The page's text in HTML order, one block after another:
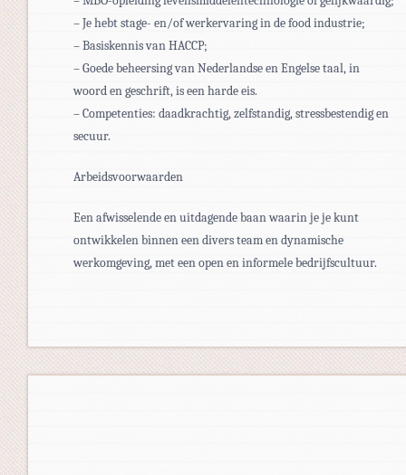
– Je hebt stage- en/of werkervaring in de food industrie;
– Basiskennis van HACCP;
– Goede beheersing van Nederlandse en Engelse taal, in
woord en geschrift, is een harde eis.
– Competenties: daadkrachtig, zelfstandig, stressbestendig en
secuur.
Arbeidsvoorwaarden
Een afwisselende en uitdagende baan waarin je je kunt
ontwikkelen binnen een divers team en dynamische
werkomgeving, met een open en informele bedrijfscultuur.